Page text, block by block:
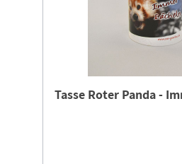
Tasse Roter Panda -